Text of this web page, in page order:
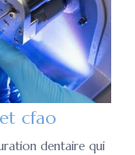
cfao
dentaire qui